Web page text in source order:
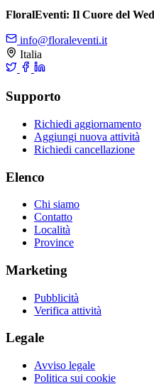
FloralEventi: Il Cuore del
info@floraleventi.it
Italia
Supporto
Richiedi aggiornamento
Aggiungi nuova attività
Richiedi cancellazione
Elenco
Chi siamo
Contatto
Località
Province
Marketing
Pubblicità
Verifica attività
Legale
Avviso legale
Politica sui cookie